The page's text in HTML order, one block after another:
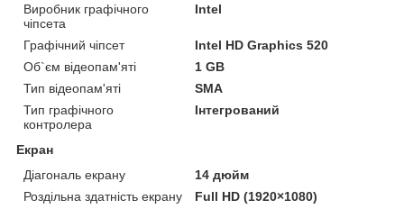
Виробник графічного
чіпсета
Intel
Графічний чіпсет
Intel HD Graphics 520
Об`єм відеопам'яті
1 GB
Тип відеопам'яті
SMA
Тип графічного
контролера
Інтегрований
Екран
Діагональ екрану
14 дюйм
Роздільна здатність екрану
Full HD (1920×1080)